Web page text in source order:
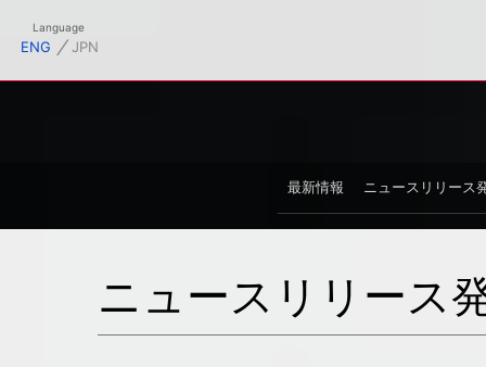
Language
ENG ⁄ JPN
ィシャルサイト
最新情報 ニュースリリース
ニュースリリース